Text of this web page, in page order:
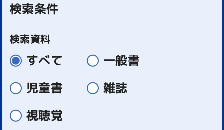
検索条件
検索資料
すべて
一般書
児童書
雑誌
視聴覚